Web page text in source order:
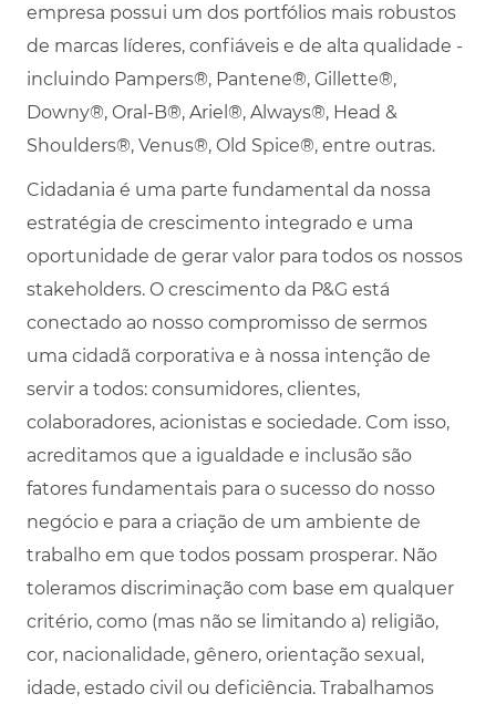
empresa possui um dos portfólios mais robustos
de marcas líderes, confiáveis e de alta qualidade -
incluindo Pampers®, Pantene®, Gillette®,
Downy®, Oral-B®, Ariel®, Always®, Head &
Shoulders®, Venus®, Old Spice®, entre outras.
Cidadania é uma parte fundamental da nossa
estratégia de crescimento integrado e uma
oportunidade de gerar valor para todos os nossos
stakeholders. O crescimento da P&G está
conectado ao nosso compromisso de sermos
uma cidadã corporativa e à nossa intenção de
servir a todos: consumidores, clientes,
colaboradores, acionistas e sociedade. Com isso,
acreditamos que a igualdade e inclusão são
fatores fundamentais para o sucesso do nosso
negócio e para a criação de um ambiente de
trabalho em que todos possam prosperar. Não
toleramos discriminação com base em qualquer
critério, como (mas não se limitando a) religião,
cor, nacionalidade, gênero, orientação sexual,
idade, estado civil ou deficiência. Trabalhamos